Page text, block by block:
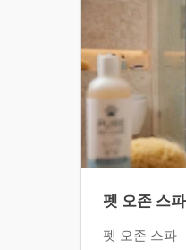
펫 오존 스파
펫 오존 스파